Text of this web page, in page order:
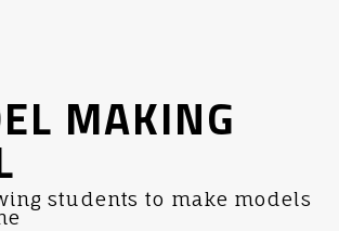
MAKING
students to make models